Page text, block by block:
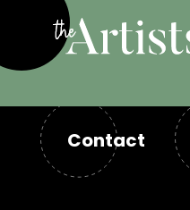
Contact